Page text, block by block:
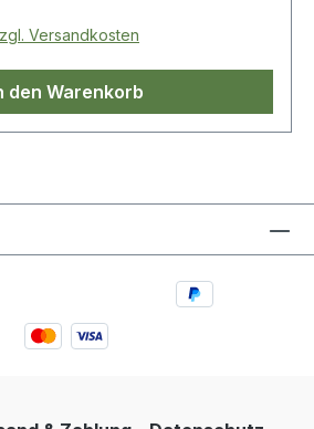
Versandkosten
den Warenkorb